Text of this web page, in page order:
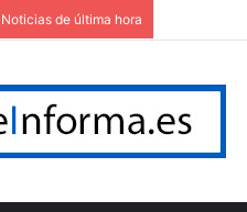
Noticias de última hora